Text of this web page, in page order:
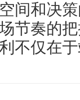
间和决
节奏的
不仅在